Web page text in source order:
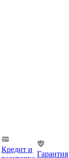
Кредит и
Гарантия